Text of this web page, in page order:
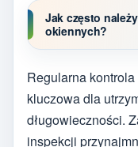
Jak często
okiennych?
Regularna
kluczowa dla
długowieczności.
inspekcji